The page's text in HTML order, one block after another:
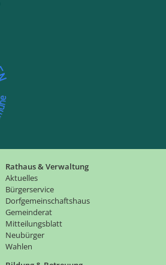
Rathaus & Verwaltung
Aktuelles
Bürgerservice
Dorfgemeinschaftshaus
Gemeinderat
Mitteilungsblatt
Neubürger
Wahlen